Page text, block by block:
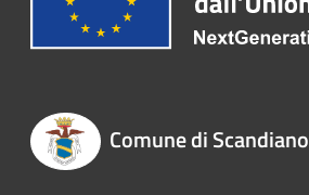
Comune di Scandiano